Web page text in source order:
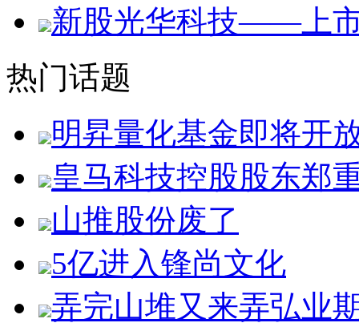
新股光华科技——上
热门话题
明昇量化基金即将开
皇马科技控股股东郑
山推股份废了
5亿进入锋尚文化
弄完山堆又来弄弘业